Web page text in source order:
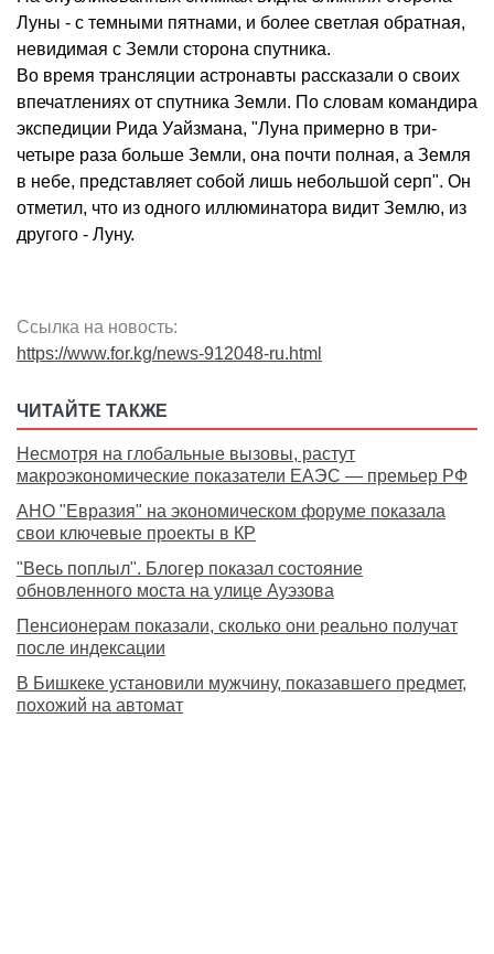
Луны - с темными пятнами, и более светлая обратная,
невидимая с Земли сторона спутника.
Во время трансляции астронавты рассказали о своих
впечатлениях от спутника Земли. По словам командира
экспедиции Рида Уайзмана, "Луна примерно в три-
четыре раза больше Земли, она почти полная, а Земля
в небе, представляет собой лишь небольшой серп". Он
отметил, что из одного иллюминатора видит Землю, из
другого - Луну.
Ссылка на новость:
https://www.for.kg/news-912048-ru.html
ЧИТАЙТЕ ТАКЖЕ
Несмотря на глобальные вызовы, растут
макроэкономические показатели ЕАЭС — премьер РФ
АНО "Евразия" на экономическом форуме показала
свои ключевые проекты в КР
"Весь поплыл". Блогер показал состояние
обновленного моста на улице Ауэзова
Пенсионерам показали, сколько они реально получат
после индексации
В Бишкеке установили мужчину, показавшего предмет,
похожий на автомат